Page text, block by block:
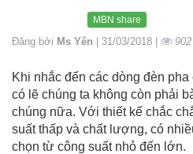
MBN share
Đăng bởi Ms Yên | 31/03/2018 | 902
Khi nhắc đến các dòng đèn
có lẽ chúng ta không còn phải
chúng nữa. Với thiết kế chắc
suất thấp và chất lượng, có
chọn từ công suất nhỏ đến lớn.